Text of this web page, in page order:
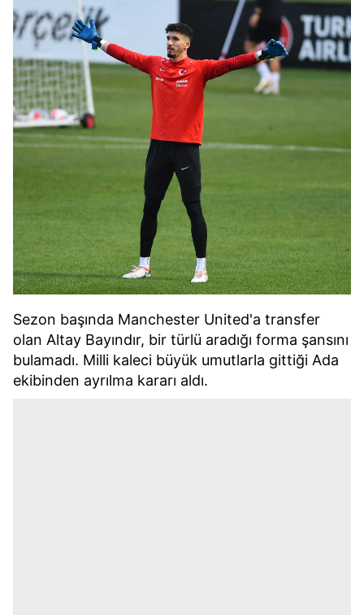
Sezon başında Manchester United'a transfer
olan Altay Bayındır, bir türlü aradığı forma şansını
bulamadı. Milli kaleci büyük umutlarla gittiği Ada
ekibinden ayrılma kararı aldı.